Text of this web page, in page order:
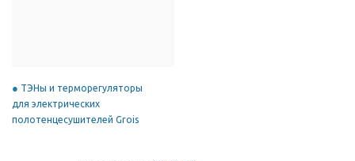
ТЭНы и терморегуляторы
для электрических
полотенцесушителей Grois